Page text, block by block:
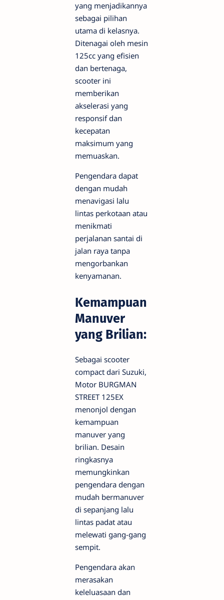
yang menjadikannya
sebagai pilihan
utama di kelasnya.
Ditenagai oleh mesin
125cc yang efisien
dan bertenaga,
scooter ini
memberikan
akselerasi yang
responsif dan
kecepatan
maksimum yang
memuaskan.
Pengendara dapat
dengan mudah
menavigasi lalu
lintas perkotaan atau
menikmati
perjalanan santai di
jalan raya tanpa
mengorbankan
kenyamanan.
Kemampuan
Manuver
yang Brilian:
Sebagai scooter
compact dari Suzuki,
Motor BURGMAN
STREET 125EX
menonjol dengan
kemampuan
manuver yang
brilian. Desain
ringkasnya
memungkinkan
pengendara dengan
mudah bermanuver
di sepanjang lalu
lintas padat atau
melewati gang-gang
sempit.
Pengendara akan
merasakan
keleluasaan dan